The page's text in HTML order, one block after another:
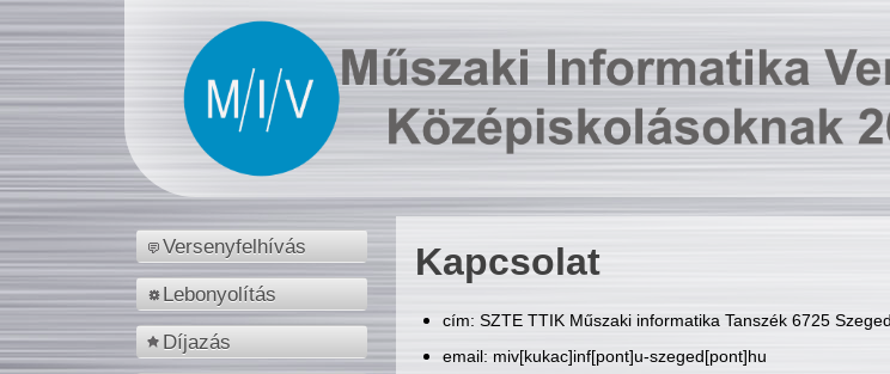
Versenyfelhívás
Lebonyolítás
Díjazás
Kapcsolat
cím: SZTE TTIK Műszaki informatika Tanszék 6725
email: miv[kukac]inf[pont]u-szeged[pont]hu